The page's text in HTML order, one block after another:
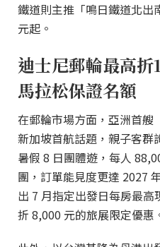
鐵道則主推「鳴日鐵道北出
元起。
迪士尼郵輪最高
馬拉松保證名額
在郵輪市場方面，亞洲首艘
新加坡首航話題，親子客群
暑假 8 日團體遊，每人
團，訂單能見度更達 2027
出 7 月指定出發日每房最
折 8,000 元的旅展限定優惠